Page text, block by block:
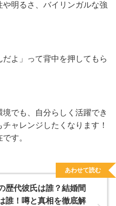
明るさ、バイリンガルな強
だよ」って背中を押してもら
でも、自分らしく活躍でき
ャレンジしたくなります！
す。
歴代彼氏は誰？結婚間
誰！噂と真相を徹底解
あわせて読む